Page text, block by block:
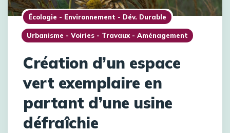
Écologie - Environnement - Dév. Durable
Urbanisme - Voiries - Travaux - Aménagement
Création d’un espace
vert exemplaire en
partant d’une usine
défraîchie